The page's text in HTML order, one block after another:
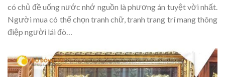
có chủ đề uống nước nhớ nguồn là phương án tuyệt vời nhất.
Người mua có thể chọn tranh chữ, tranh trang trí mang thông
điệp người lái đò…